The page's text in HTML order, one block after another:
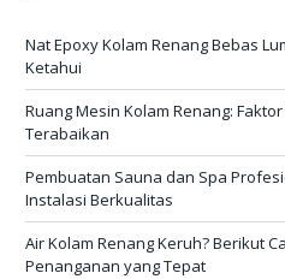
Nat Epoxy Kolam Renang Bebas
Ketahui
Ruang Mesin Kolam Renang:
Terabaikan
Pembuatan Sauna dan Spa
Instalasi Berkualitas
Air Kolam Renang Keruh? Berikut
Penanganan yang Tepat